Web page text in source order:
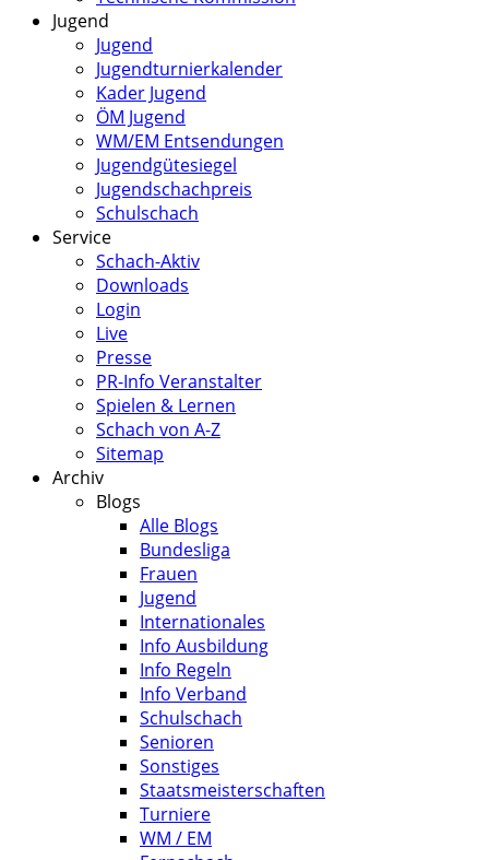
Jugend
Jugend
Jugendturnierkalender
Kader Jugend
ÖM Jugend
WM/EM Entsendungen
Jugendgütesiegel
Jugendschachpreis
Schulschach
Service
Schach-Aktiv
Downloads
Login
Live
Presse
PR-Info Veranstalter
Spielen & Lernen
Schach von A-Z
Sitemap
Archiv
Blogs
Alle Blogs
Bundesliga
Frauen
Jugend
Internationales
Info Ausbildung
Info Regeln
Info Verband
Schulschach
Senioren
Sonstiges
Staatsmeisterschaften
Turniere
WM / EM